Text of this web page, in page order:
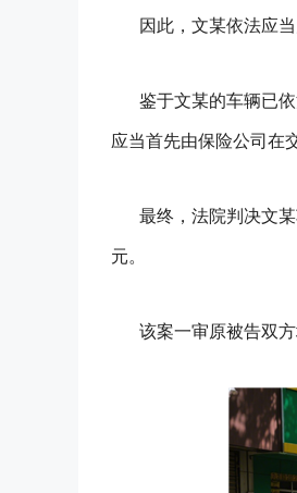
因此，文某依法应
鉴于文某的车辆已
应当首先由保险公司在
最终，法院判决文
元。
该案一审原被告双